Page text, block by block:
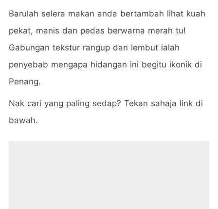
Barulah selera makan anda bertambah lihat kuah
pekat, manis dan pedas berwarna merah tu!
Gabungan tekstur rangup dan lembut ialah
penyebab mengapa hidangan ini begitu ikonik di
Penang.
Nak cari yang paling sedap? Tekan sahaja link di
bawah.